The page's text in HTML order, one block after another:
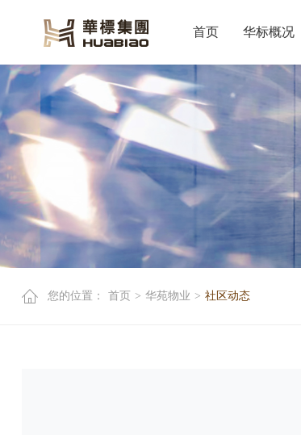
首页 华标概况
您的位置： 首页 > 华苑物业 > 社区动态